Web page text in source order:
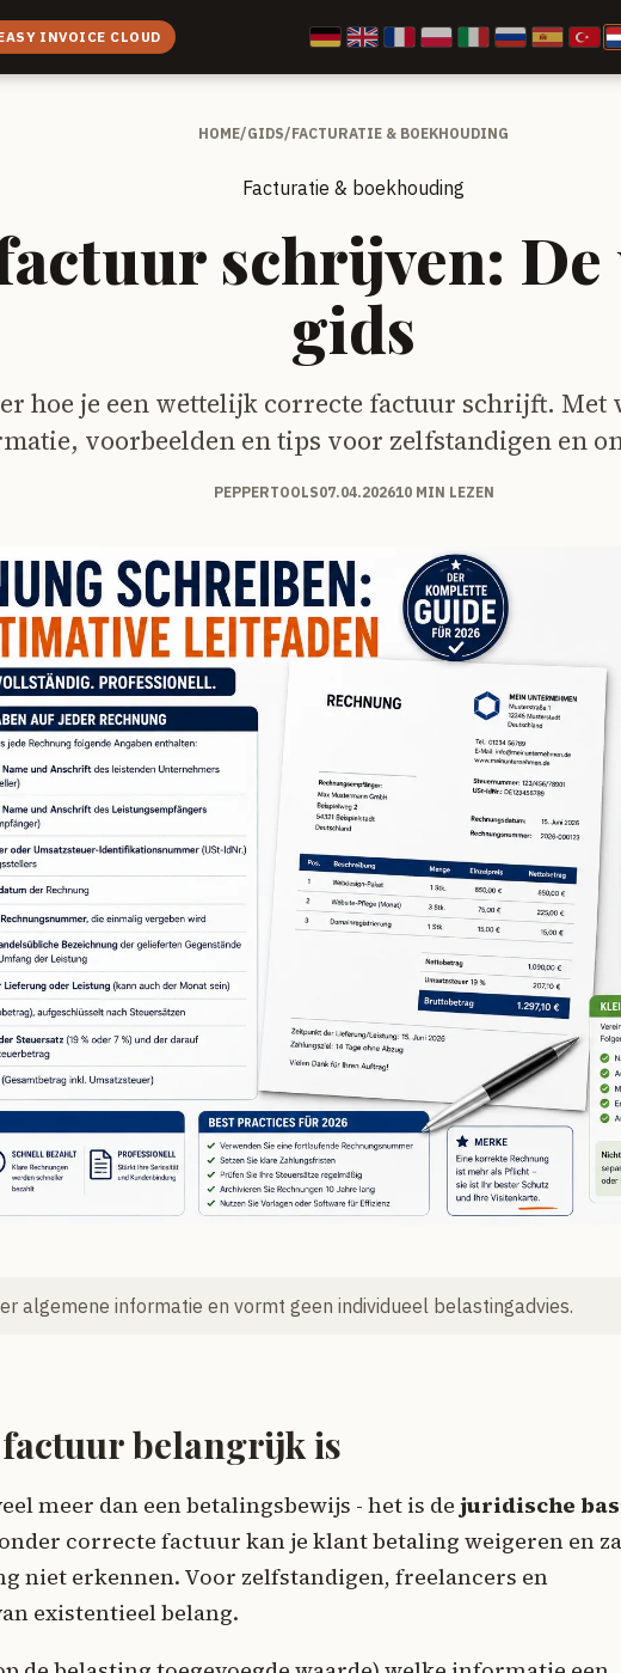
INVOICE CLOUD
HOME/GIDS/FACTURATIE & BOEKHOUDING
Facturatie & boekhouding
schrijven:
gids
hoe je een wettelijk correcte factuur schrijft. Met
voorbeelden en tips voor zelfstandigen en
PEPPERTOOLS07.04.202610 MIN LEZEN
algemene informatie en vormt geen individueel belastingadvies.
belangrijk is
meer dan een betalingsbewijs - het is de juridische
correcte factuur kan je klant betaling weigeren en
niet erkennen. Voor zelfstandigen, freelancers en
existentieel belang.